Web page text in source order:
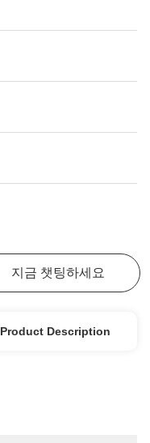
지금 챗팅하세요
Product Description